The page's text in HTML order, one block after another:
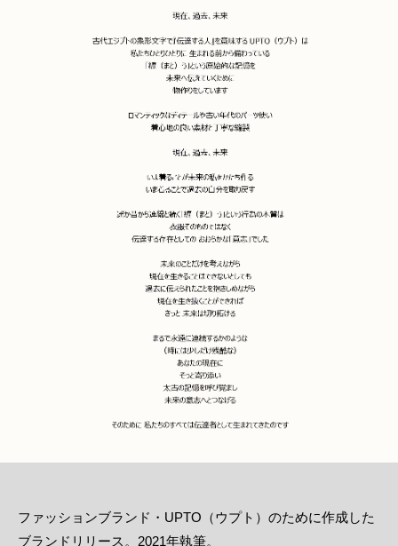
ファッションブランド・UPTO（ウプト）のために作成した
ブランドリリース。2021年執筆。